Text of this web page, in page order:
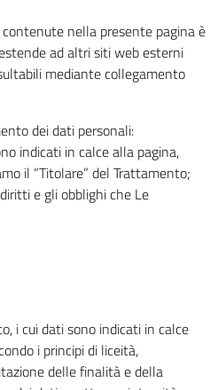
nella presente pagina è
ad altri siti web esterni
mediante collegamento
dei dati personali:
indicati in calce alla pagina,
il “Titolare” del Trattamento;
e gli obblighi che Le
i cui dati sono indicati in calce
i principi di liceità,
delle finalità e della